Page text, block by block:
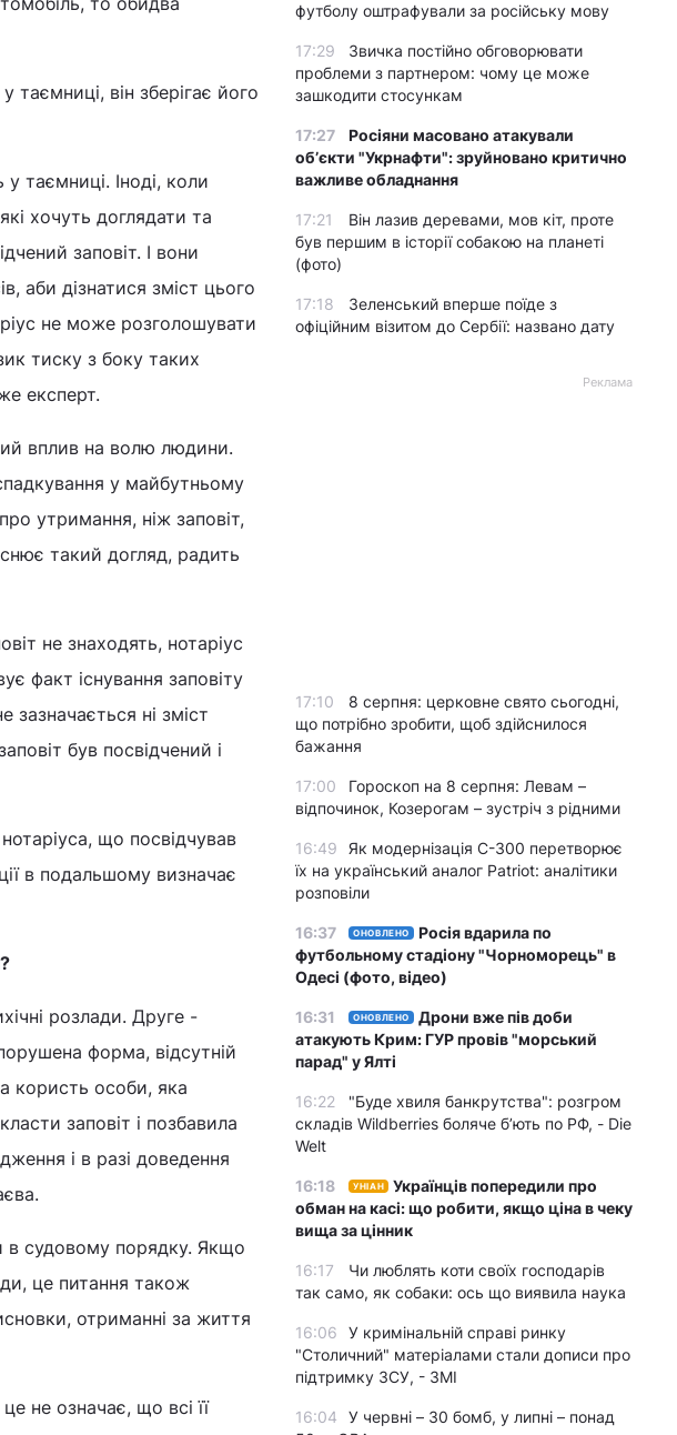
то обидва
він зберігає його
таємниці. Іноді, коли
хочуть доглядати та
заповіт. І вони
аби дізнатися зміст цього
не може розголошувати
тиску з боку таких
експерт.
вплив на волю людини.
у майбутньому
утримання, ніж заповіт,
такий догляд, радить
не знаходять, нотаріус
факт існування заповіту
зазначається ні зміст
був посвідчений і
що посвідчував
в подальшому визначає
розлади. Друге -
форма, відсутній
користь особи, яка
заповіт і позбавила
і в разі доведення
в судовому порядку. Якщо
це питання також
отриманні за життя
не означає, що всі її
футболу оштрафували за російську мову
17:29
Звичка постійно обговорювати
проблеми з партнером: чому це може
зашкодити стосункам
17:27
Росіяни масовано атакували
обʼєкти "Укрнафти": зруйновано критично
важливе обладнання
17:21
Він лазив деревами, мов кіт, проте
був першим в історії собакою на планеті
(фото)
17:18
Зеленський вперше поїде з
офіційним візитом до Сербії: названо дату
Реклама
17:10
8 серпня: церковне свято сьогодні,
що потрібно зробити, щоб здійснилося
бажання
17:00
Гороскоп на 8 серпня: Левам –
відпочинок, Козерогам – зустріч з рідними
16:49
Як модернізація С-300 перетворює
їх на український аналог Patriot: аналітики
розповіли
16:37 ОНОВЛЕНО
Росія вдарила по
футбольному стадіону "Чорноморець" в
Одесі (фото, відео)
16:31 ОНОВЛЕНО
Дрони вже пів доби
атакують Крим: ГУР провів "морський
парад" у Ялті
16:22
"Буде хвиля банкрутства": розгром
складів Wildberries боляче бʼють по РФ, - Die
Welt
16:18 УНІАН
Українців попередили про
обман на касі: що робити, якщо ціна в чеку
вища за цінник
16:17
Чи люблять коти своїх господарів
так само, як собаки: ось що виявила наука
16:06
У кримінальній справі ринку
"Столичний" матеріалами стали дописи про
підтримку ЗСУ, - ЗМІ
16:04
У червні – 30 бомб, у липні – понад